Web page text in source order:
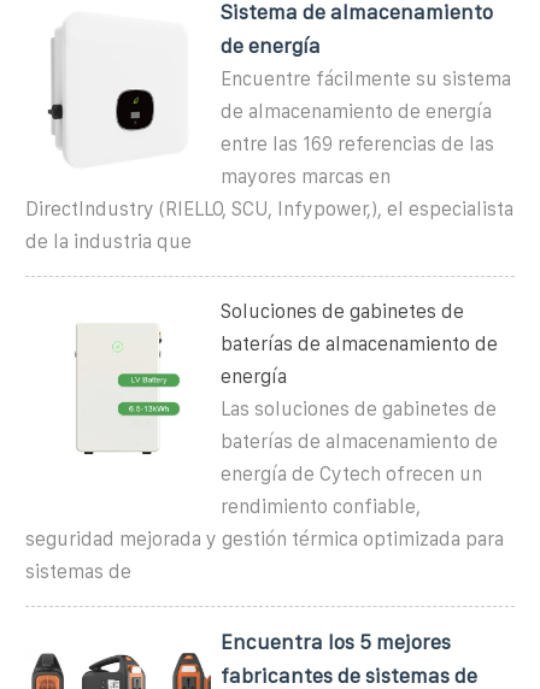
Sistema de almacenamiento
de energía
Encuentre fácilmente su sistema
de almacenamiento de energía
entre las 169 referencias de las
mayores marcas en
DirectIndustry (RIELLO, SCU, Infypower,), el especialista
de la industria que
Soluciones de gabinetes de
baterías de almacenamiento de
energía
Las soluciones de gabinetes de
baterías de almacenamiento de
energía de Cytech ofrecen un
rendimiento confiable,
seguridad mejorada y gestión térmica optimizada para
sistemas de
Encuentra los 5 mejores
fabricantes de sistemas de